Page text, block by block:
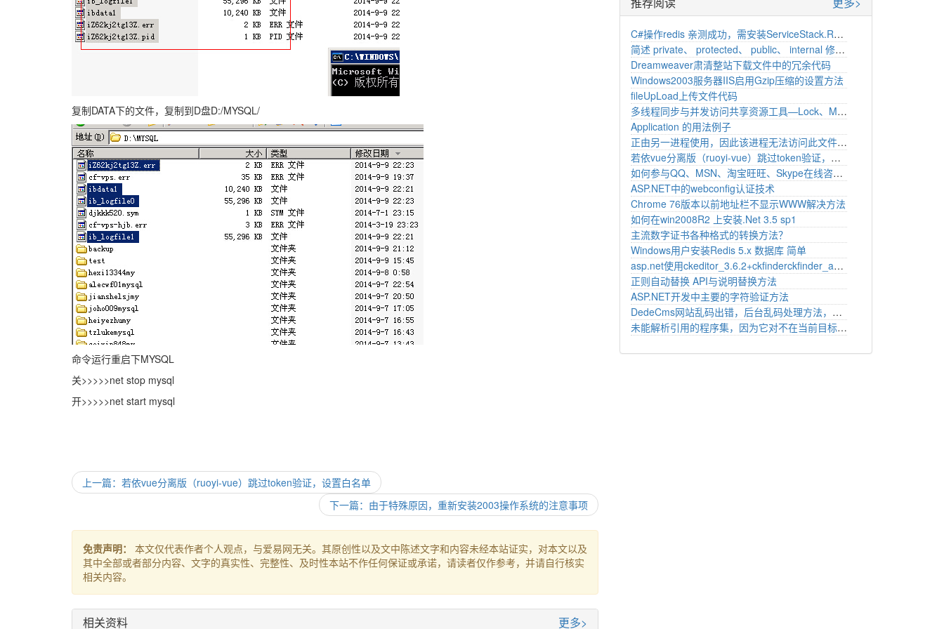
复制DATA下的文件，复制到D盘D:/MYSQL/
命令运行重启下MYSQL
关>>>>>net stop mysql
开>>>>>net start mysql
上一篇：若依vue分离版（ruoyi-vue）跳过token验证，设置白名单
下一篇：由于特殊原因，重新安装2003操作系统的注意事项
免责声明：
本文仅代表作者个人观点，与爱易网无关。其原创性以及文中陈述文字和内容未经本站证实，对本文以及
其中全部或者部分内容、文字的真实性、完整性、及时性本站不作任何保证或承诺，请读者仅作参考，并请自行核实
相关内容。
相关资料 更多>
​C#操作redis​ 亲测成功，需安装ServiceStack.Redis
简述 private、 protected、 public、 internal 修饰符的访问权限。
Dreamweaver肃清整站下载文件中的冗余代码
Windows2003服务器IIS启用Gzip压缩的设置方法
fileUpLoad上传文件代码
多线程同步与并发访问共享资源工具—Lock、Monitor、Mutex、Semaphore .
Application 的用法例子
正由另一进程使用，因此该进程无法访问此文件。 C#读取文本解决方法
若依vue分离版（ruoyi-vue）跳过token验证，设置白名单
如何参与QQ、MSN、淘宝旺旺、Skype在线咨询代码
ASP.NET中的webconfig认证技术
Chrome 76版本以前地址栏不显示WWW解决方法
如何在win2008R2 上安装.Net 3.5 sp1
主流数字证书各种格式的转换方法？
Windows用户安装Redis 5.x 数据库 简单
asp.net使用ckeditor_3.6.2+ckfinderckfinder_aspnet_2.1.1设置上传图片功能
正则自动替换 API与说明替换方法
ASP.NET开发中主要的字符验证方法
DedeCms网站乱码出错，后台乱码处理方法，替换
未能解析引用的程序集，因为它对不在当前目标框架具有依赖关系。请删除对不在目标框架中的程序集的引用，或考虑重新确定项目的目标